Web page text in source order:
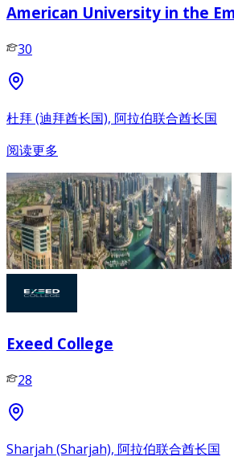
American University in the
30
杜拜 (迪拜酋长国), 阿拉伯联合酋长国
阅读更多
Exeed College
28
Sharjah (Sharjah), 阿拉伯联合酋长国